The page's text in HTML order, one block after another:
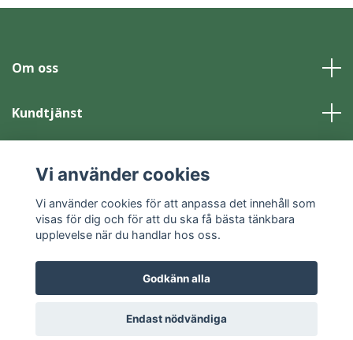
Om oss
Kundtjänst
Sociala medier
© 2026 Skansen-Akvariet Webbshop
Vi använder cookies
Vi använder cookies för att anpassa det innehåll som
visas för dig och för att du ska få bästa tänkbara
upplevelse när du handlar hos oss.
Godkänn alla
Endast nödvändiga